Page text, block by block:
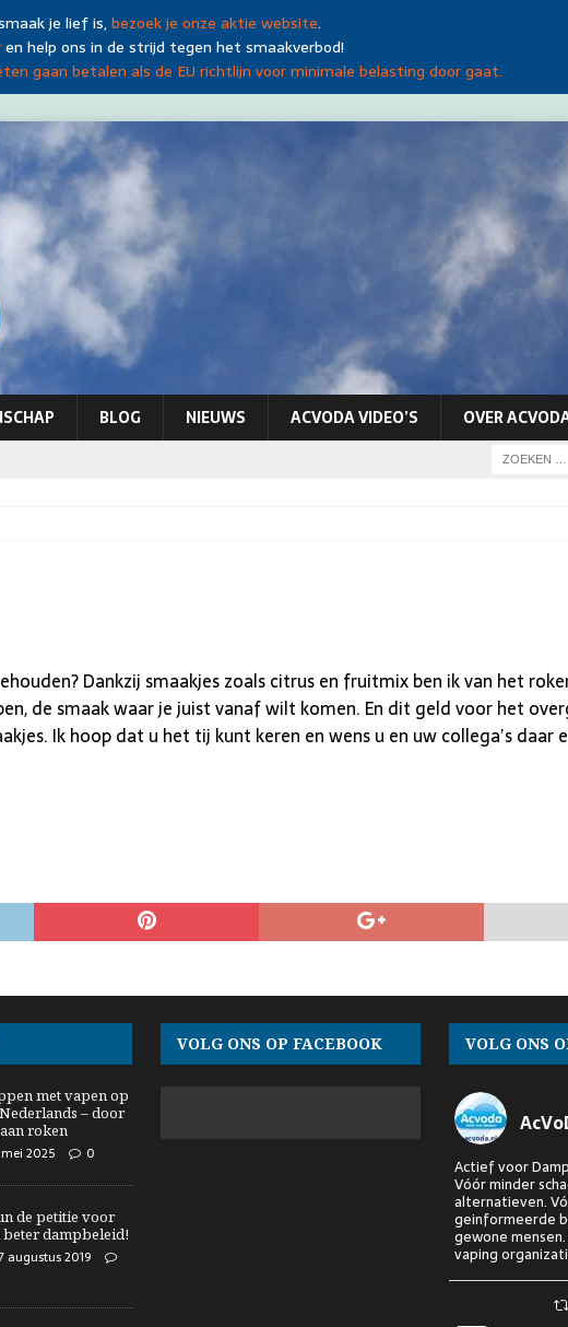
je lief is,bezoek je onze aktie website.
en help ons in de strijd tegen het smaakverbod!
gaan betalen als de EU richtlijn voor minimale belasting door gaat.
BLOG NIEUWS ACVODA VIDEO’S OVER
Dankzij smaakjes zoals citrus en fruitmix ben ik van het
de smaak waar je juist vanaf wilt komen. En dit geld voor het
Ik hoop dat u het tij kunt keren en wens u en uw collega’s daar
met vapen op
Nederlands – door
roken
2025
0
de petitie voor
beter dampbeleid!
augustus 2019
VOLG ONS OP FACEBOOK VOLG ONS
Actief voor
Vóór minder
alternatieven.
geinformeerde
gewone
vaping